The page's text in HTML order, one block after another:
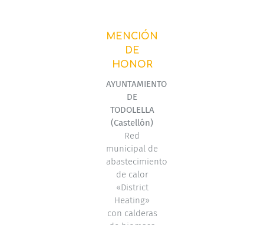
MENCIÓN
DE
HONOR
AYUNTAMIENTO
DE
TODOLELLA
(Castellón)
Red
municipal de
abastecimiento
de calor
«District
Heating»
con calderas